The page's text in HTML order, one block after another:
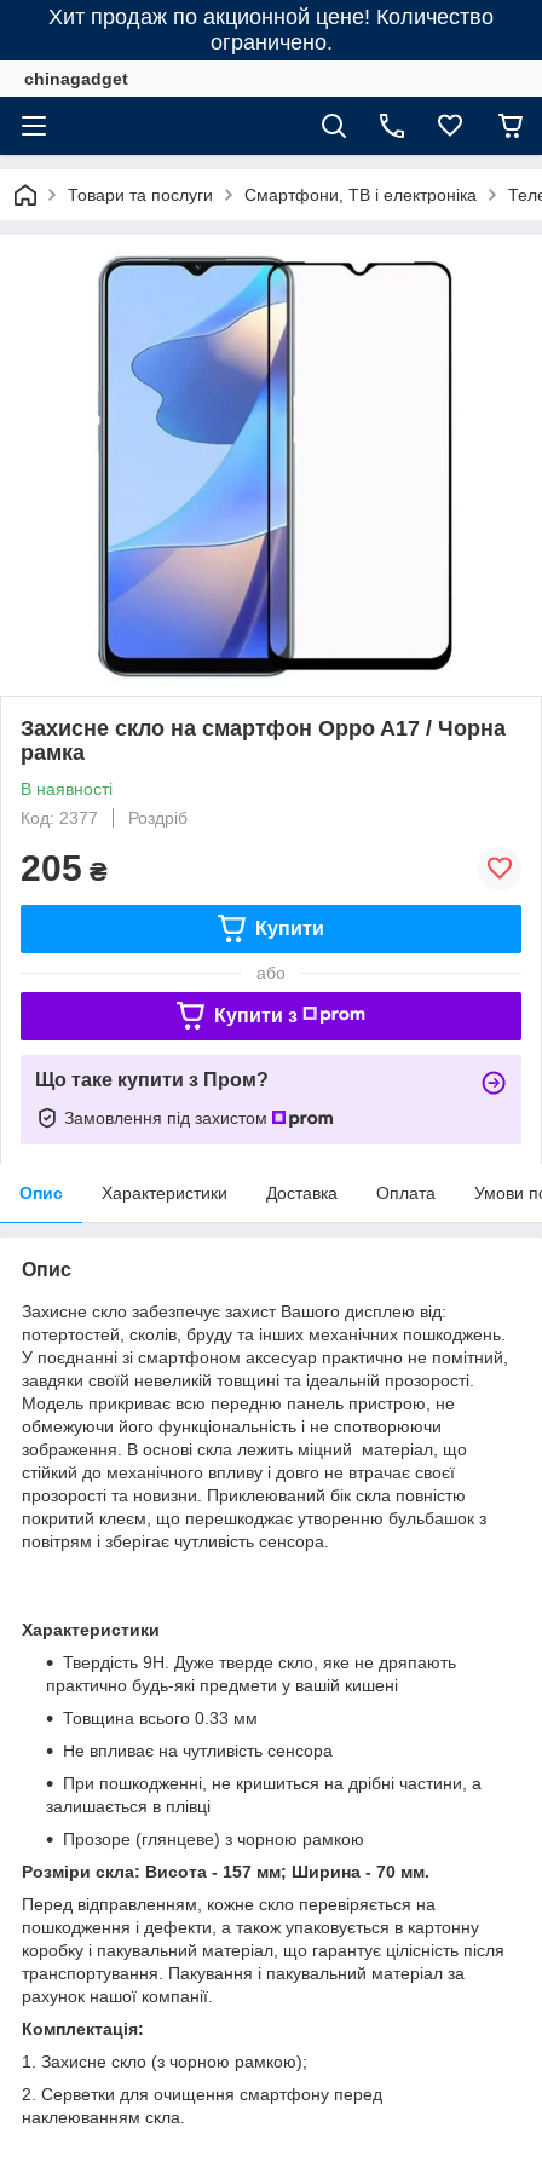
Хит продаж по акционной цене! Количество
ограничено.
chinagadget
Товари та послуги Смартфони, ТВ і електроніка
Захисне скло на смартфон Oppo A17 / Чорна
рамка
В наявності
Код: 2377
Роздріб
205 ₴
Купити
або
Купити з
Що таке купити з Пром?
Замовлення під захистом
Опис Характеристики Доставка Оплата Умови
Опис
Захисне скло забезпечує захист Вашого дисплею від:
потертостей, сколів, бруду та інших механічних пошкоджень.
У поєднанні зі смартфоном аксесуар практично не помітний,
завдяки своїй невеликій товщині та ідеальній прозорості.
Модель прикриває всю передню панель пристрою, не
обмежуючи його функціональність і не спотворюючи
зображення. В основі скла лежить міцний матеріал, що
стійкий до механічного впливу і довго не втрачає своєї
прозорості та новизни. Приклеюваний бік скла повністю
покритий клеєм, що перешкоджає утворенню бульбашок з
повітрям і зберігає чутливість сенсора.
Характеристики
Твердість 9H. Дуже тверде скло, яке не дряпають
практично будь-які предмети у вашій кишені
Товщина всього 0.33 мм
Не впливає на чутливість сенсора
При пошкодженні, не кришиться на дрібні частини, а
залишається в плівці
Прозоре (глянцеве) з чорною рамкою
Розміри скла: Висота - 157 мм; Ширина - 70 мм.
Перед відправленням, кожне скло перевіряється на
пошкодження і дефекти, а також упаковується в картонну
коробку і пакувальний матеріал, що гарантує цілісність після
транспортування. Пакування і пакувальний матеріал за
рахунок нашої компанії.
Комплектація:
1. Захисне скло (з чорною рамкою);
2. Серветки для очищення смартфону перед
наклеюванням скла.